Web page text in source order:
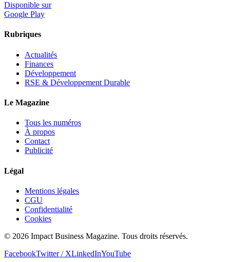
Disponible sur
Google Play
Rubriques
Actualités
Finances
Développement
RSE & Développement Durable
Le Magazine
Tous les numéros
À propos
Contact
Publicité
Légal
Mentions légales
CGU
Confidentialité
Cookies
© 2026 Impact Business Magazine. Tous droits réservés.
FacebookTwitter / XLinkedInYouTube